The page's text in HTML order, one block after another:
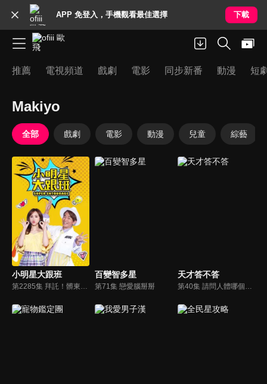
APP 免登入，手機觀看最佳選擇 下載
推薦 電視頻道 戲劇 電影 同步新番 動漫 短
Makiyo
全部 戲劇 電影 動漫 兒童 綜藝
小明星大跟班
第2285集 拜託！髒東西離我遠一點！明星斷捨離自救大會！
百變智多星
第71集 戀愛腦掰掰
天才答不答
第40集 請問人體哪個部位不會長毛？